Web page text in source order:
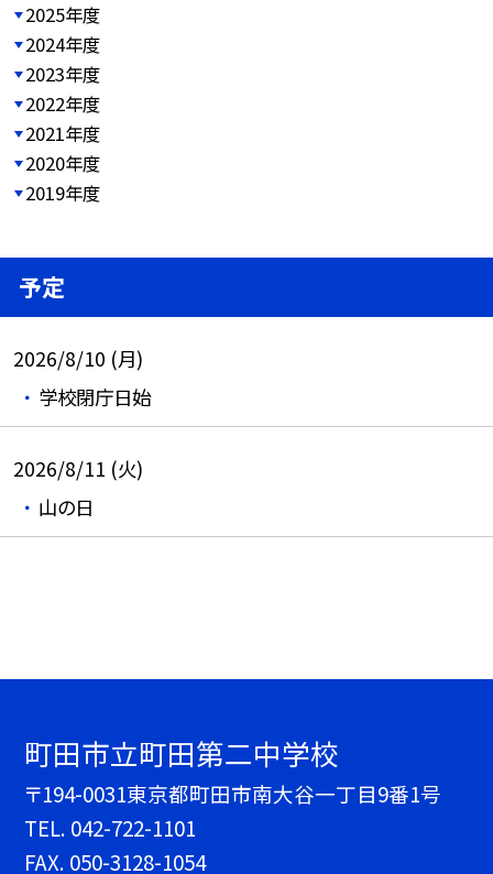
2025年度
2024年度
2023年度
2022年度
2021年度
2020年度
2019年度
予定
2026/8/10 (月)
学校閉庁日始
2026/8/11 (火)
山の日
町田市立町田第二中学校
〒194-0031東京都町田市南大谷一丁目9番1号
TEL. 042-722-1101
FAX. 050-3128-1054